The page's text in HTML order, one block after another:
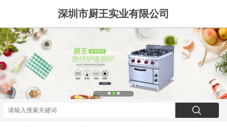
深圳市厨王实业有限公司